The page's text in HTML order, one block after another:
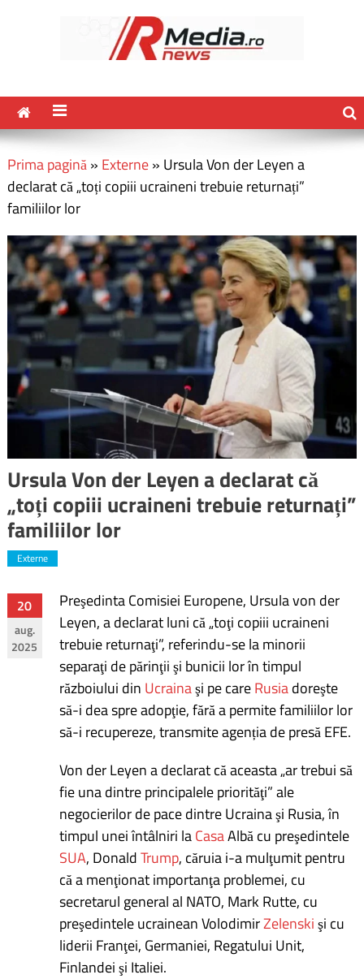
Prima pagină» Externe» Ursula Von der Leyen a
declarat că „toți copiii ucraineni trebuie returnați”
familiilor lor
Ursula Von der Leyen a declarat că
„toți copiii ucraineni trebuie returnați”
familiilor lor
Externe
20
aug.
2025
Preşedinta Comisiei Europene, Ursula von der
Leyen, a declarat luni că „toţi copiii ucraineni
trebuie returnaţi”, referindu-se la minorii
separaţi de părinţii şi bunicii lor în timpul
războiului din Ucrainaşi pe careRusiadoreşte
să-i dea spre adopţie, fără a permite familiilor lor
să-i recupereze, transmite agenția de presă EFE.
Von der Leyen a declarat că aceasta „ar trebui să
fie una dintre principalele priorităţi” ale
negocierilor de pace dintre Ucraina şi Rusia, în
timpul unei întâlniri laCasaAlbă cu preşedintele
SUA, DonaldTrump, căruia i-a mulţumit pentru
că a menţionat importanţa problemei, cu
secretarul general al NATO, Mark Rutte, cu
preşedintele ucrainean VolodimirZelenskişi cu
liderii Franţei, Germaniei, Regatului Unit,
Finlandei şi Italiei.
Navigare
în
articole